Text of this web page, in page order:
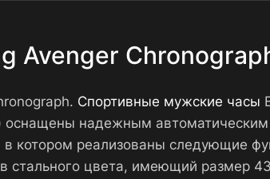
Avenger
Спортивные мужские часы
оснащены надежным
котором реализованы следующие
стального цвета, имеющий размер